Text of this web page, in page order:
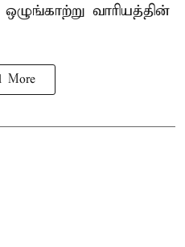
ஒழுங்காற்று வாரியத்தின்
More